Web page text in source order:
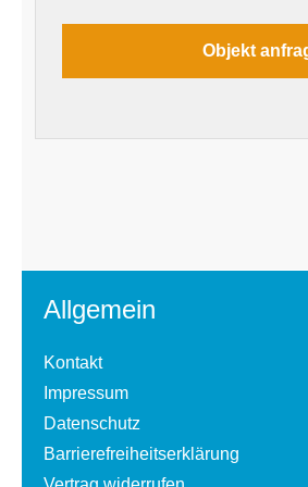
Allgemein
Kontakt
Impressum
Datenschutz
Barrierefreiheitserklärung